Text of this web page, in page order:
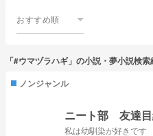
おすすめ順
「#ウマヅラハギ」の小説・夢小説検索
ノンジャンル
ニート部 友達
私は幼馴染が好きです